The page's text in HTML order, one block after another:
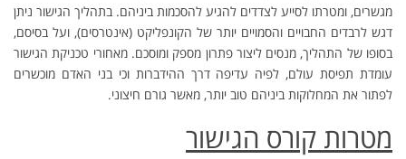
מגשרים, ומטרתו לסייע לצדדים להגיע להסכמות ביניהם. בתהליך הגישור ניתן
דגש לרבדים החבויים והסמויים יותר של הקונפליקט (אינטרסים), ועל בסיסם,
בסופו של התהליך, מנסים ליצור פתרון מספק ומוסכם. מאחורי טכניקת הגישור
עומדת תפיסת עולם, לפיה עדיפה דרך ההידברות וכי בני האדם מוכשרים
לפתור את המחלוקות ביניהם טוב יותר, מאשר גורם חיצוני.
מטרות קורס הגישור